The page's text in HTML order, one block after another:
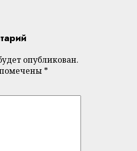
опубликован.
*